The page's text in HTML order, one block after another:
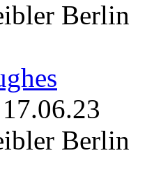
Berlin
17.06.23
Berlin